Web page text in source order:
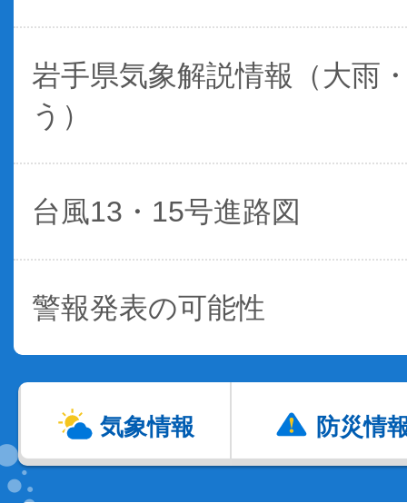
岩手県気象解説情報（大雨
う）
台風13・15号進路図
警報発表の可能性
気象情報 防災情